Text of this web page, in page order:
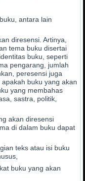
antara lain
diresensi. Artinya,
tema buku disertai
buku, seperti
pengarang, jumlah
peresensi juga
buku yang akan
yang membahas
sastra, politik,
akan diresensi
di dalam buku dapat
teks atau isi buku
buku yang akan